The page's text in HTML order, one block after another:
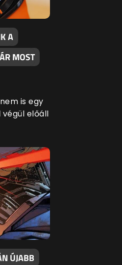
A
MOST
is egy
végül előáll
ÚJABB